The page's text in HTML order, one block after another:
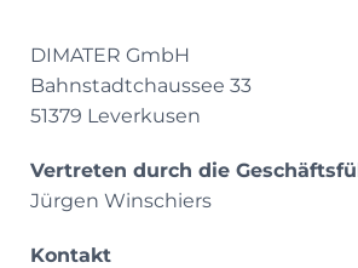
DIMATER GmbH
Bahnstadtchaussee 33
51379 Leverkusen
Vertreten durch die
Jürgen Winschiers
Kontakt